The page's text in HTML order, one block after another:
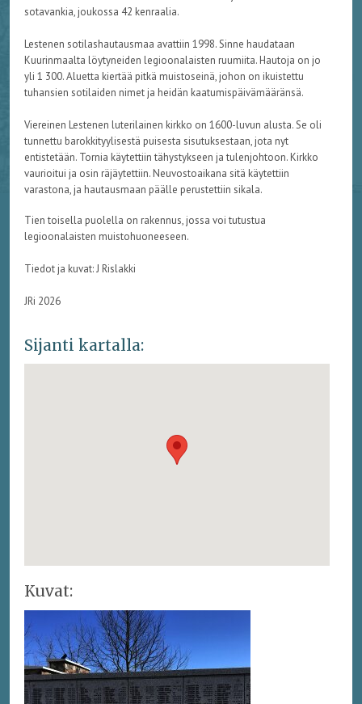
sotavankia, joukossa 42 kenraalia.
Lestenen sotilashautausmaa avattiin 1998. Sinne haudataan
Kuurinmaalta löytyneiden legioonalaisten ruumiita. Hautoja on jo
yli 1 300. Aluetta kiertää pitkä muistoseinä, johon on ikuistettu
tuhansien sotilaiden nimet ja heidän kaatumispäivämääränsä.
Viereinen Lestenen luterilainen kirkko on 1600-luvun alusta. Se oli
tunnettu barokkityylisestä puisesta sisutuksestaan, jota nyt
entistetään. Tornia käytettiin tähystykseen ja tulenjohtoon. Kirkko
vaurioitui ja osin räjäytettiin. Neuvostoaikana sitä käytettiin
varastona, ja hautausmaan päälle perustettiin sikala.
Tien toisella puolella on rakennus, jossa voi tutustua
legioonalaisten muistohuoneeseen.
Tiedot ja kuvat: J Rislakki
JRi 2026
Sijanti kartalla:
Kuvat: